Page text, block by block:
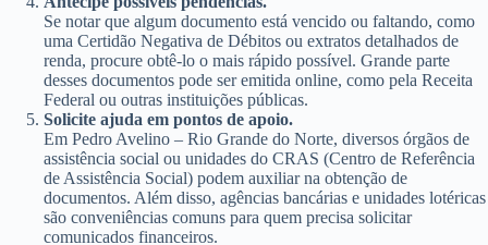
Se notar que algum documento está vencido ou faltando, como
uma Certidão Negativa de Débitos ou extratos detalhados de
renda, procure obtê-lo o mais rápido possível. Grande parte
desses documentos pode ser emitida online, como pela Receita
Federal ou outras instituições públicas.
Solicite ajuda em pontos de apoio.
Em Pedro Avelino – Rio Grande do Norte, diversos órgãos de
assistência social ou unidades do CRAS (Centro de Referência
de Assistência Social) podem auxiliar na obtenção de
documentos. Além disso, agências bancárias e unidades lotéricas
são conveniências comuns para quem precisa solicitar
comunicados financeiros.